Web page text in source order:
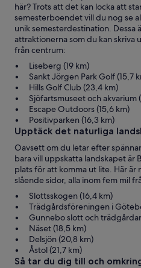
här? Trots att det kan locka att
semesterboendet vill du nog se
unik semesterdestination. Dessa
attraktionerna som du kan skriva
från centrum:
Liseberg (19 km)
Sankt Jörgen Park Golf (15,7
Hills Golf Club (23,4 km)
Sjöfartsmuseet och akvarium
Escape Outdoors (15,6 km)
Positivparken (16,3 km)
Upptäck det naturliga
Oavsett om du letar efter
bara vill uppskatta landskapet är
plats för att komma ut lite. Här är
slående sidor, alla inom fem mil
Slottsskogen (16,4 km)
Trädgårdsföreningen i
Gunnebo slott och
Näset (18,5 km)
Delsjön (20,8 km)
Åstol (21,7 km)
Så tar du dig till och